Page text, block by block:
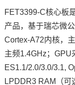
FET3399-C核心板
产品，基于瑞芯微
Cortex-A72内核，
主频1.4GHz；GPU
ES1.1/2.0/3.0/3.1,
LPDDR3 RAM（可